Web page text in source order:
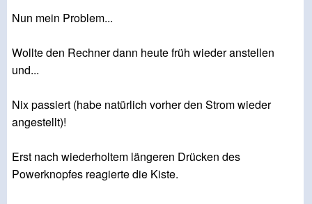
Nun mein Problem...
Wollte den Rechner dann heute früh wieder anstellen
und...
Nix passiert (habe natürlich vorher den Strom wieder
angestellt)!
Erst nach wiederholtem längeren Drücken des
Powerknopfes reagierte die Kiste.